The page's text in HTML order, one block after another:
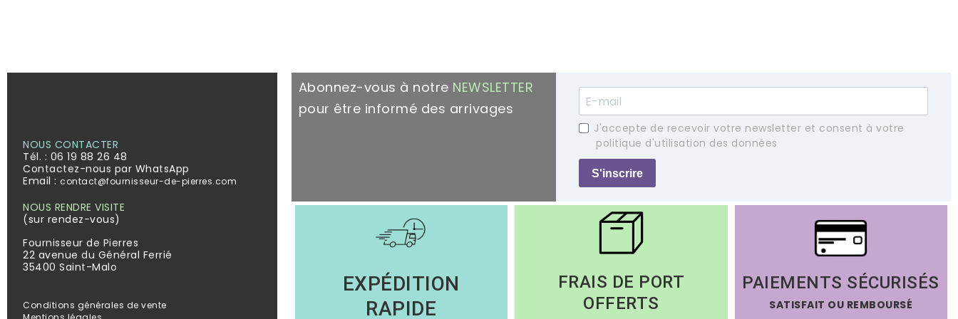
NOUS CONTACTER
Tél. : 06 19 88 26 48
Contactez-nous par WhatsApp
Email : contact@fournisseur-de-pierres.com
NOUS RENDRE VISITE
(sur rendez-vous)
Fournisseur de Pierres
22 avenue du Général Ferrié
35400 Saint-Malo
Conditions générales de vente
Abonnez-vous à notre NEWSLETTER
pour être informé des arrivages
J'accepte de recevoir votre newsletter et consent à votre
politique d'utilisation des données
S'inscrire
EXPÉDITION
RAPIDE
FRAIS DE PORT
OFFERTS
PAIEMENTS SÉCURISÉS
SATISFAIT OU REMBOURSÉ